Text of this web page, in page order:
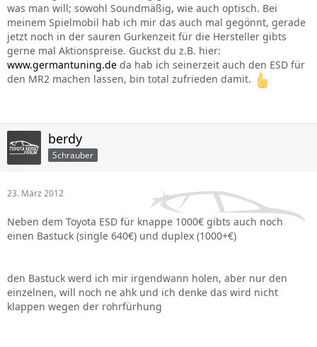
was man will; sowohl Soundmäßig, wie auch optisch. Bei
meinem Spielmobil hab ich mir das auch mal gegönnt, gerade
jetzt noch in der sauren Gurkenzeit für die Hersteller gibts
gerne mal Aktionspreise. Guckst du z.B. hier:
www.germantuning.de da hab ich seinerzeit auch den ESD für
den MR2 machen lassen, bin total zufrieden damit.
berdy
Schrauber
23. März 2012
Neben dem Toyota ESD für knappe 1000€ gibts auch noch
einen Bastuck (single 640€) und duplex (1000+€)
den Bastuck werd ich mir irgendwann holen, aber nur den
einzelnen, will noch ne ahk und ich denke das wird nicht
klappen wegen der rohrfürhung